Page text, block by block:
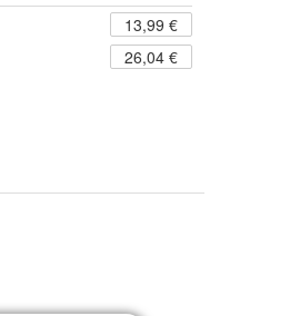
13,99 €
26,04 €